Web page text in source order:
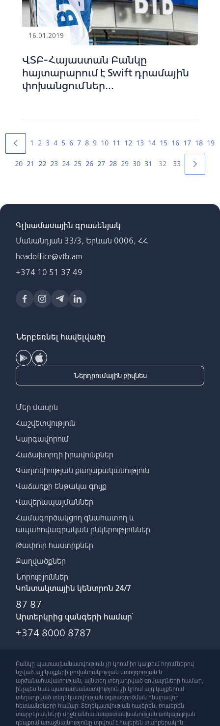
16.01.2019
ՎՏԲ-Հայաստան Բանկը
հայտարարում է Swift դրամային
փոխանցումներ...
1 2 3 4 5 6 7 8 9 10 11 12 13 14 15 16 17 18 19
20 21 22 23 24 25 26 27 28 29 30 31 32 33
Գլխամասային գրասենյակ
Մանանդյան 33/3, Երևան 0006, ՀՀ
headoffice@vtb.am
+374 10 51 37 49
Ներբեռնել հավելվածը
Ներդրումային բիզնես
Մեր մասին
Հաշվետվություն
Կարգավորում
Հաճախորդի իրավունքներ
Գաղտնիության քաղաքականություն
Վաճառքի ենթակա գույք
Վավերապայմաններ
Համագործակցող գնահատող և
ապահովագրական ընկերություններ
Թափուր հաստիքներ
Քաղվածքներ
Նորություններ
Կոնտակտային կենտրոն 24/7
87 87
Արտերկրից զանգերի համար՝
+374 8000 8787
Բանկը պատասխանատվություն չի կրում իր կայքում հղումներով
նշված այլ կայքերի բովանդակության ստույգության և
արժանահավատության, այնտեղ տեղադրված գովազդների համար,
ինչպես նաև պատասխանատվություն չի կրում այդ կայքերում
տեղադրված տեղեկատվության օգտագործման հնարավոր
հետևանքների համար: Տեղեկատվության հայերեն, ռուսերեն
տարբերակների միջև անհամապատասխանության առկայության
դեպքում առաջնայնությունը տրվում է հայերեն տարբերակին: